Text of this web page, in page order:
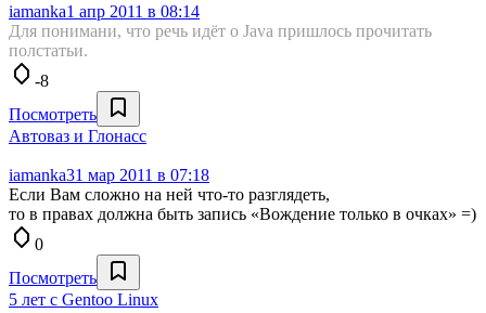
iamanka1 апр 2011 в 08:14
Для понимани, что речь идёт о Java пришлось прочитать
полстатьи.
-8
Посмотреть
Автоваз и Глонасс
iamanka31 мар 2011 в 07:18
Если Вам сложно на ней что-то разглядеть,
то в правах должна быть запись «Вождение только в очках» =)
0
Посмотреть
5 лет с Gentoo Linux